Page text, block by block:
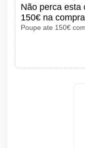
Não perca esta
150€ na
Poupe ate 150€